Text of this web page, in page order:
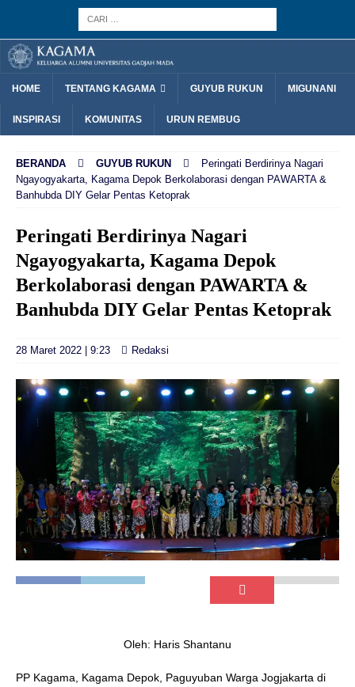
HOME TENTANG KAGAMA GUYUB RUKUN MIGUNANI
INSPIRASI KOMUNITAS URUN REMBUG
BERANDA GUYUB RUKUN
Peringati Berdirinya Nagari
Ngayogyakarta, Kagama Depok Berkolaborasi dengan PAWARTA &
Banhubda DIY Gelar Pentas Ketoprak
Peringati Berdirinya Nagari
Ngayogyakarta, Kagama Depok
Berkolaborasi dengan PAWARTA &
Banhubda DIY Gelar Pentas Ketoprak
28 Maret 2022 | 9:23 Redaksi
Oleh: Haris Shantanu
PP Kagama, Kagama Depok, Paguyuban Warga Jogjakarta di